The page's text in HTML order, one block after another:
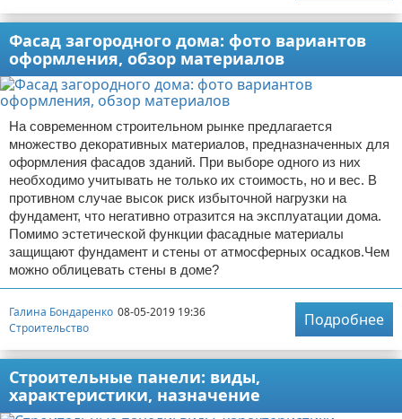
Фасад загородного дома: фото вариантов
оформления, обзор материалов
На современном строительном рынке предлагается
множество декоративных материалов, предназначенных для
оформления фасадов зданий. При выборе одного из них
необходимо учитывать не только их стоимость, но и вес. В
противном случае высок риск избыточной нагрузки на
фундамент, что негативно отразится на эксплуатации дома.
Помимо эстетической функции фасадные материалы
защищают фундамент и стены от атмосферных осадков.Чем
можно облицевать стены в доме?
Галина Бондаренко 08-05-2019 19:36
Строительство
Подробнее
Строительные панели: виды,
характеристики, назначение